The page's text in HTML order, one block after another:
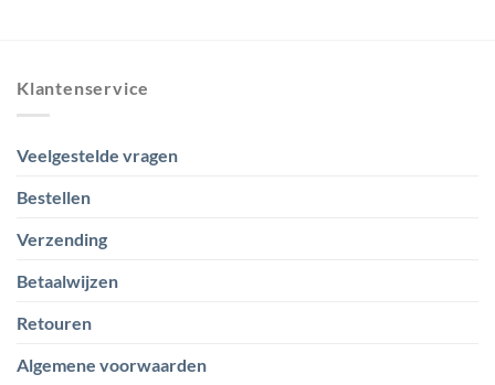
Klantenservice
Veelgestelde vragen
Bestellen
Verzending
Betaalwijzen
Retouren
Algemene voorwaarden